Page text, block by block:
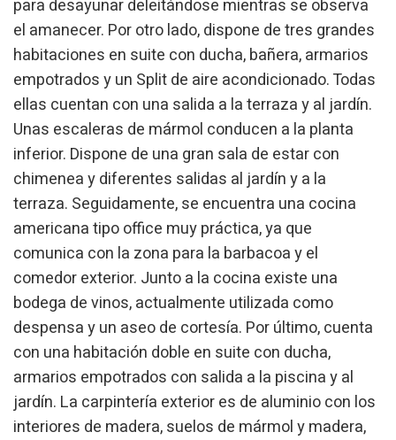
para desayunar deleitándose mientras se observa
el amanecer. Por otro lado, dispone de tres grandes
habitaciones en suite con ducha, bañera, armarios
empotrados y un Split de aire acondicionado. Todas
ellas cuentan con una salida a la terraza y al jardín.
Unas escaleras de mármol conducen a la planta
inferior. Dispone de una gran sala de estar con
chimenea y diferentes salidas al jardín y a la
terraza. Seguidamente, se encuentra una cocina
americana tipo office muy práctica, ya que
comunica con la zona para la barbacoa y el
comedor exterior. Junto a la cocina existe una
bodega de vinos, actualmente utilizada como
despensa y un aseo de cortesía. Por último, cuenta
con una habitación doble en suite con ducha,
armarios empotrados con salida a la piscina y al
jardín. La carpintería exterior es de aluminio con los
interiores de madera, suelos de mármol y madera,
Modificar cookies
Técnicas y funcionales
Siempre activas
Este sitio web utiliza Cookies propias para recopilar
información con la finalidad de mejorar nuestros servicios.
Si continua navegando, supone la aceptación de la
instalación de las mismas. El usuario tiene la posibilidad
de configurar su navegador pudiendo, si así lo desea,
impedir que sean instaladas en su disco duro, aunque
deberá tener en cuenta que dicha acción podrá ocasionar
dificultades de navegación de la página web.
Analíticas y personalización